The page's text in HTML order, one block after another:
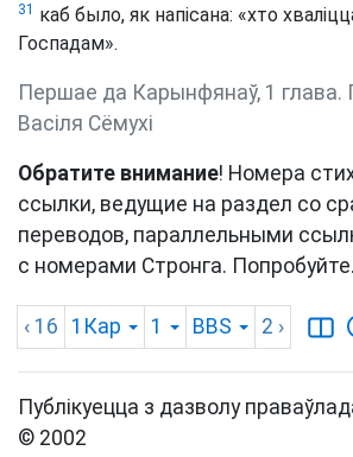
31 каб было, як напісана: «хто
Госпадам».
Першае да Карынфянаў, 1 глава.
Васіля Сёмухі
Обратите внимание! Номера
ссылки, ведущие на раздел со
переводов, параллельными
с номерами Стронга. Попробуйте.
‹ 16 1Кар 1 BBS 2 ›
Публікуецца з дазволу
© 2002